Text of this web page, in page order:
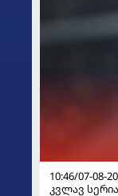
10:46/07-08-
კვლავ